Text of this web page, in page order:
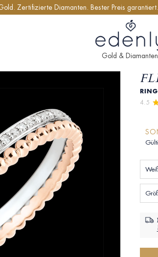
Zertifizierte Diamanten. Bester Preis garantiert.
Gold & Diamanten
4.5